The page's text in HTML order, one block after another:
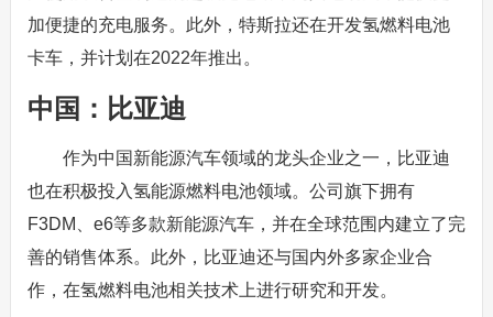
加便捷的充电服务。此外，特斯拉还在开发氢燃料电池
卡车，并计划在2022年推出。
中国：比亚迪
作为中国新能源汽车领域的龙头企业之一，比亚迪
也在积极投入氢能源燃料电池领域。公司旗下拥有
F3DM、e6等多款新能源汽车，并在全球范围内建立了完
善的销售体系。此外，比亚迪还与国内外多家企业合
作，在氢燃料电池相关技术上进行研究和开发。